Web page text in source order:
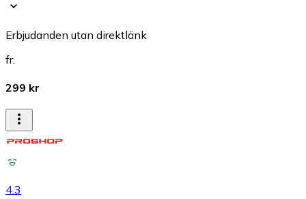
Erbjudanden utan direktlänk
fr.
299 kr
4.3